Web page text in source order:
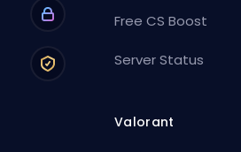
Free CS Boost
Server Status
Valorant